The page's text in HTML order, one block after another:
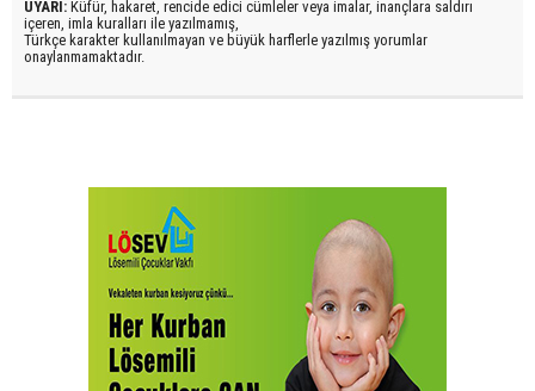
UYARI: Küfür, hakaret, rencide edici cümleler veya imalar, inançlara saldırı
içeren, imla kuralları ile yazılmamış,
Türkçe karakter kullanılmayan ve büyük harflerle yazılmış yorumlar
onaylanmamaktadır.